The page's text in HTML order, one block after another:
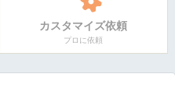
カスタマイズ依頼
プロに依頼